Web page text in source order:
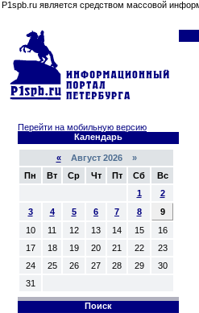
P1spb.ru является средством массовой
Перейти на мобильную версию
Календарь
«Август 2026 »
Пн
Вт Ср Чт Пт Сб
Вс
1
2
3
4 5 6 7 8
9
10
11 12 13 14 15
16
17
18 19 20 21 22
23
24
25 26 27 28 29
30
31
Поиск